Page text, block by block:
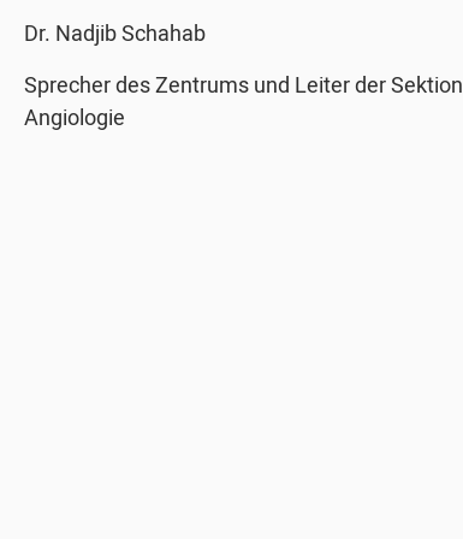
Dr. Nadjib Schahab
Sprecher des Zentrums und Leiter der Sektion
Angiologie